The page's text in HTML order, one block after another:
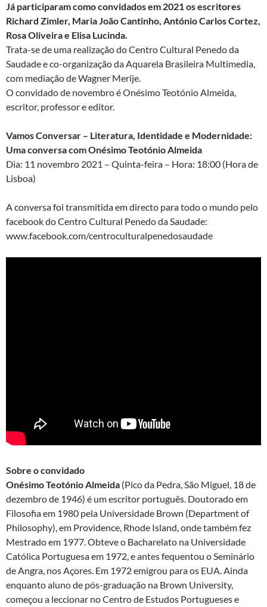
Já participaram como convidados em 2021 os escritores
Richard Zimler, Maria João Cantinho, António Carlos Cortez,
Rosa Oliveira e Elisa Lucinda.
Trata-se de uma realização do Centro Cultural Penedo da
Saudade e co-organização da Aquarela Brasileira Multimedia,
com mediação de Wagner Merije.
O convidado de novembro é Onésimo Teotónio Almeida,
escritor, professor e editor.
Vamos Conversar – Literatura, Identidade e Modernidade:
Uma conversa com Onésimo Teotónio Almeida
Dia: 11 novembro 2021 – Quinta-feira – Hora: 18:00 (Hora de
Lisboa)
A conversa foi transmitida em directo para todo o mundo pelo
facebook do Centro Cultural Penedo da Saudade:
www.facebook.com/centroculturalpenedosaudade
Sobre o convidado
Onésimo Teotónio Almeida (Pico da Pedra, São Miguel, 18 de
dezembro de 1946) é um escritor português. Doutorado em
Filosofia em 1980 pela Universidade Brown (Department of
Philosophy), em Providence, Rhode Island, onde também fez
Mestrado em 1977. Obteve o Bacharelato na Universidade
Católica Portuguesa em 1972, e antes fequentou o Seminário
de Angra, nos Açores. Em 1972 emigrou para os EUA. Ainda
enquanto aluno de pós-graduação na Brown University,
começou a leccionar no Centro de Estudos Portugueses e